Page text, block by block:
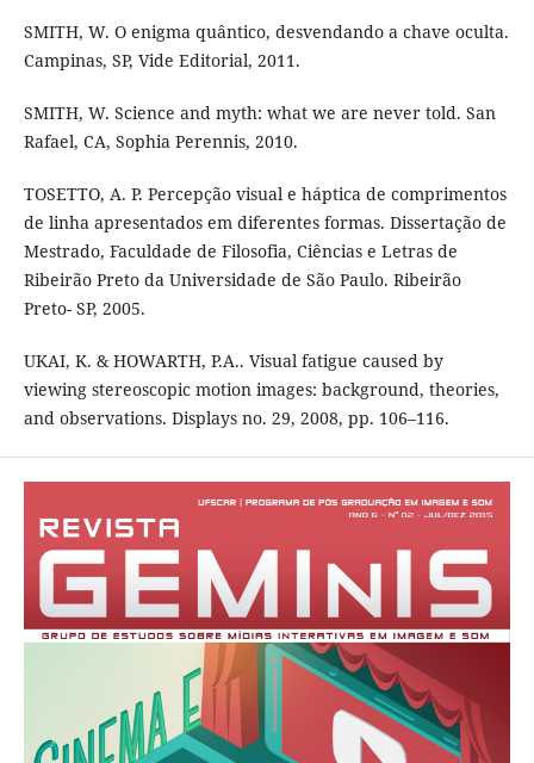
SMITH, W. O enigma quântico, desvendando a chave oculta.
Campinas, SP, Vide Editorial, 2011.
SMITH, W. Science and myth: what we are never told. San
Rafael, CA, Sophia Perennis, 2010.
TOSETTO, A. P. Percepção visual e háptica de comprimentos
de linha apresentados em diferentes formas. Dissertação de
Mestrado, Faculdade de Filosofia, Ciências e Letras de
Ribeirão Preto da Universidade de São Paulo. Ribeirão
Preto- SP, 2005.
UKAI, K. & HOWARTH, P.A.. Visual fatigue caused by
viewing stereoscopic motion images: background, theories,
and observations. Displays no. 29, 2008, pp. 106–116.